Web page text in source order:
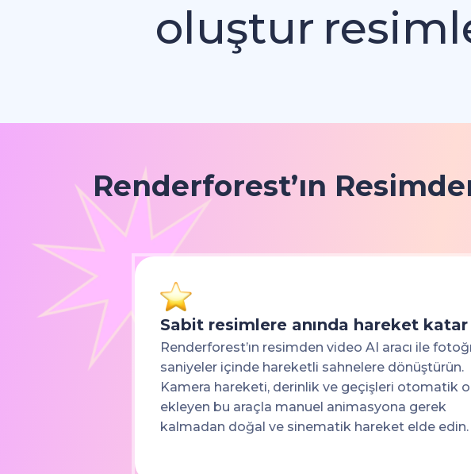
oluştur
Renderforest’ın
Sabit resimlere anında hareket katar
Renderforest’ın resimden video AI aracı ile
saniyeler içinde hareketli sahnelere dönüştürün.
Kamera hareketi, derinlik ve geçişleri otomatik
ekleyen bu araçla manuel animasyona gerek
kalmadan doğal ve sinematik hareket elde edin.